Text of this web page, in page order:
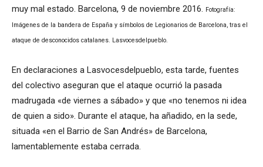
muy mal estado. Barcelona, 9 de noviembre 2016. Fotografía:
Imágenes de la bandera de España y símbolos de Legionarios de Barcelona, tras el
ataque de desconocidos catalanes. Lasvocesdelpueblo.
En declaraciones a Lasvocesdelpueblo, esta tarde, fuentes
del colectivo aseguran que el ataque ocurrió la pasada
madrugada «de viernes a sábado» y que «no tenemos ni idea
de quien a sido». Durante el ataque, ha añadido, en la sede,
situada «en el Barrio de San Andrés» de Barcelona,
lamentablemente estaba cerrada.